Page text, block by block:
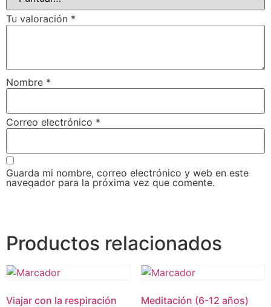
Tu valoración *
Nombre *
Correo electrónico *
Guarda mi nombre, correo electrónico y web en este
navegador para la próxima vez que comente.
Productos relacionados
Viajar con la respiración Meditación (6-12 años)